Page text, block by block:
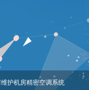
护机房精密空调系统